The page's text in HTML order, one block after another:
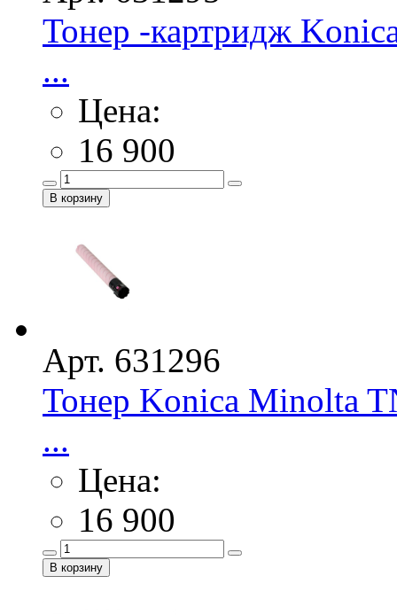
Тонер -картридж
...
Цена:
16 900
Арт. 631296
Тонер Konica Minolta
...
Цена:
16 900